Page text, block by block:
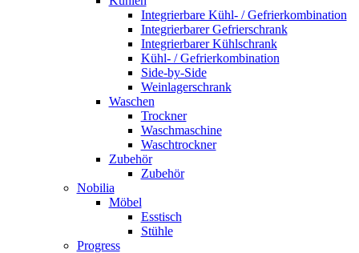
Integrierbare Kühl- / Gefrierkombination
Integrierbarer Gefrierschrank
Integrierbarer Kühlschrank
Kühl- / Gefrierkombination
Side-by-Side
Weinlagerschrank
Waschen
Trockner
Waschmaschine
Waschtrockner
Zubehör
Zubehör
Nobilia
Möbel
Esstisch
Stühle
Progress